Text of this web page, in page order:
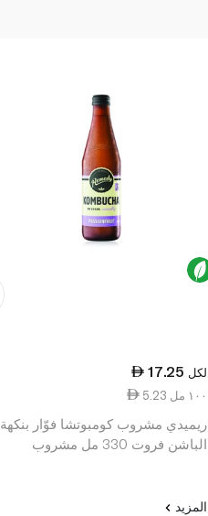
17.25 لكل
5.23 ١٠٠ مل
ريميدي مشروب كومبوتشا فوّار بنكهة
الباشن فروت 330 مل مشروب
المزيد